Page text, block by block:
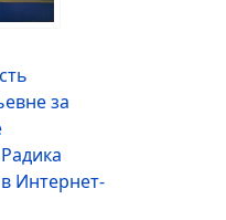
за
Интернет-